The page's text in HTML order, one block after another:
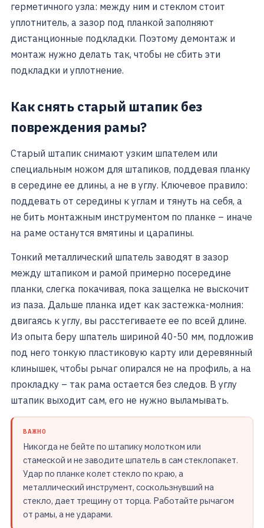
герметичного узла: между ним и стеклом стоит
уплотнитель, а зазор под планкой заполняют
дистанционные подкладки. Поэтому демонтаж и
монтаж нужно делать так, чтобы не сбить эти
подкладки и уплотнение.
Как снять старый штапик без
повреждения рамы?
Старый штапик снимают узким шпателем или
специальным ножом для штапиков, поддевая планку
в середине ее длины, а не в углу. Ключевое правило:
поддевать от середины к углам и тянуть на себя, а
не бить монтажным инструментом по планке – иначе
на раме останутся вмятины и царапины.
Тонкий металлический шпатель заводят в зазор
между штапиком и рамой примерно посередине
планки, слегка покачивая, пока защелка не выскочит
из паза. Дальше планка идет как застежка-молния:
двигаясь к углу, вы расстегиваете ее по всей длине.
Из опыта беру шпатель шириной 40-50 мм, подложив
под него тонкую пластиковую карту или деревянный
клинышек, чтобы рычаг опирался не на профиль, а на
прокладку – так рама остается без следов. В углу
штапик выходит сам, его не нужно выламывать.
ВАЖНО
Никогда не бейте по штапику молотком или
стамеской и не заводите шпатель в сам стеклопакет.
Удар по планке колет стекло по краю, а
металлический инструмент, соскользнувший на
стекло, дает трещину от торца. Работайте рычагом
от рамы, а не ударами.